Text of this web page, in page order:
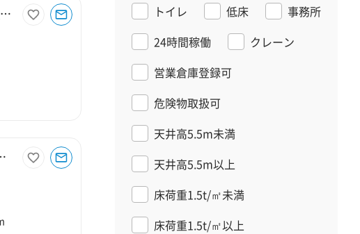
【神奈川県横浜市磯子区】横浜市磯子区森2丁目150坪倉庫
間台120坪倉庫
トイレ
低床
事務所
24時間稼働
クレーン
営業倉庫登録可
危険物取扱可
天井高5.5m未満
天井高5.5m以上
床荷重1.5t/㎡未満
床荷重1.5t/㎡以上